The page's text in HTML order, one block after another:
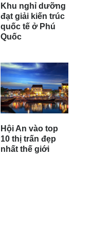
Khu nghỉ dưỡng
đạt giải kiến trúc
quốc tế ở Phú
Quốc
Hội An vào top
10 thị trấn đẹp
nhất thế giới